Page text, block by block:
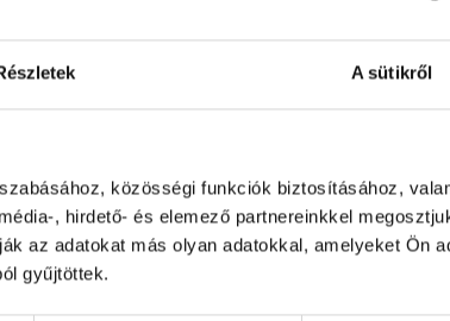
A sütikről
közösségi funkciók biztosításához,
, hirdető- és elemező partnereinkkel
az adatokat más olyan adatokkal, amelyeket Ön
gyűjtöttek.